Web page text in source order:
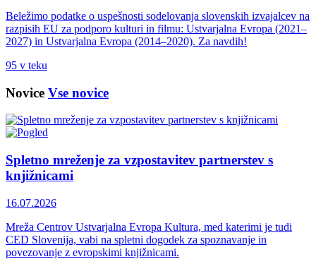
Beležimo podatke o uspešnosti sodelovanja slovenskih izvajalcev na
razpisih EU za podporo kulturi in filmu: Ustvarjalna Evropa (2021–
2027) in Ustvarjalna Evropa (2014–2020). Za navdih!
95 v teku
Novice Vse novice
Spletno mreženje za vzpostavitev partnerstev s
knjižnicami
16.07.2026
Mreža Centrov Ustvarjalna Evropa Kultura, med katerimi je tudi
CED Slovenija, vabi na spletni dogodek za spoznavanje in
povezovanje z evropskimi knjižnicami.